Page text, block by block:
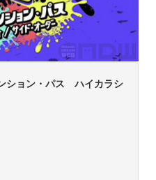
ション・パス ハイカラシ